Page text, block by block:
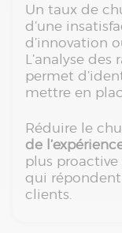
Un taux de
d’une
d’innovation
L’analyse
permet
mettre en
Réduire le
de
plus proactive
qui
clients.